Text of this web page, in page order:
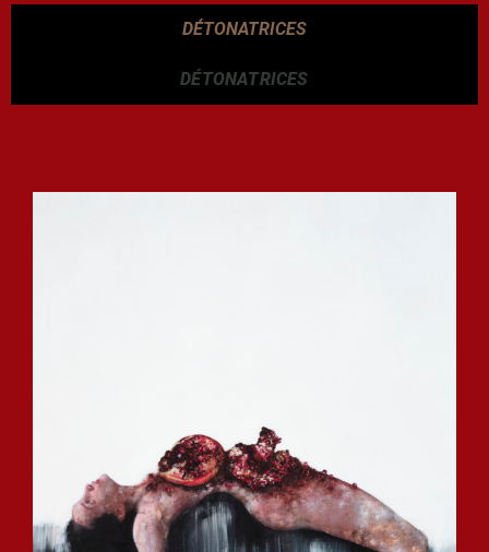
DÉTONATRICES
DÉTONATRICES